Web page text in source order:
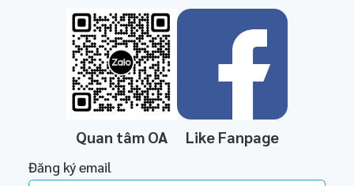
Quan tâm OA Like Fanpage
Đăng ký email